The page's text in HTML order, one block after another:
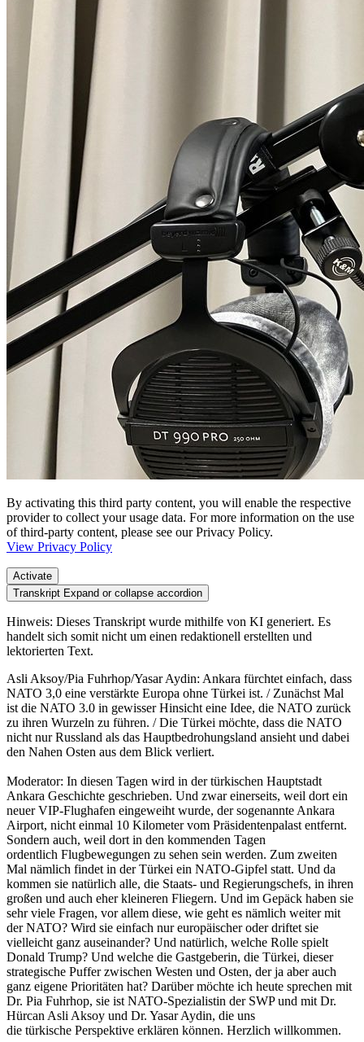
By activating this third party content, you will enable the respective
provider to collect your usage data. For more information on the use
of third-party content, please see our Privacy Policy.
View Privacy Policy
Activate
Transkript Expand or collapse accordion
Hinweis: Dieses Transkript wurde mithilfe von KI generiert. Es
handelt sich somit nicht um einen redaktionell erstellten und
lektorierten Text.
Asli Aksoy/Pia Fuhrhop/Yasar Aydin: Ankara fürchtet einfach, dass
NATO 3,0 eine verstärkte Europa ohne Türkei ist. / Zunächst Mal
ist die NATO 3.0 in gewisser Hinsicht eine Idee, die NATO zurück
zu ihren Wurzeln zu führen. / Die Türkei möchte, dass die NATO
nicht nur Russland als das Hauptbedrohungsland ansieht und dabei
den Nahen Osten aus dem Blick verliert.
Moderator: In diesen Tagen wird in der türkischen Hauptstadt
Ankara Geschichte geschrieben. Und zwar einerseits, weil dort ein
neuer VIP-Flughafen eingeweiht wurde, der sogenannte Ankara
Airport, nicht einmal 10 Kilometer vom Präsidentenpalast entfernt.
Sondern auch, weil dort in den kommenden Tagen
ordentlich Flugbewegungen zu sehen sein werden. Zum zweiten
Mal nämlich findet in der Türkei ein NATO-Gipfel statt. Und da
kommen sie natürlich alle, die Staats- und Regierungschefs, in ihren
großen und auch eher kleineren Fliegern. Und im Gepäck haben sie
sehr viele Fragen, vor allem diese, wie geht es nämlich weiter mit
der NATO? Wird sie einfach nur europäischer oder driftet sie
vielleicht ganz auseinander? Und natürlich, welche Rolle spielt
Donald Trump? Und welche die Gastgeberin, die Türkei, dieser
strategische Puffer zwischen Westen und Osten, der ja aber auch
ganz eigene Prioritäten hat? Darüber möchte ich heute sprechen mit
Dr. Pia Fuhrhop, sie ist NATO-Spezialistin der SWP und mit Dr.
Hürcan Asli Aksoy und Dr. Yasar Aydin, die uns
die türkische Perspektive erklären können. Herzlich willkommen.